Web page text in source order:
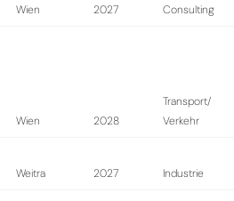
Wien 2027
Consulting
Wien 2028
Transport/
Verkehr
Weitra 2027 Industrie